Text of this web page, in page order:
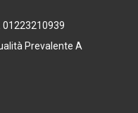
01223210939
Prevalente A